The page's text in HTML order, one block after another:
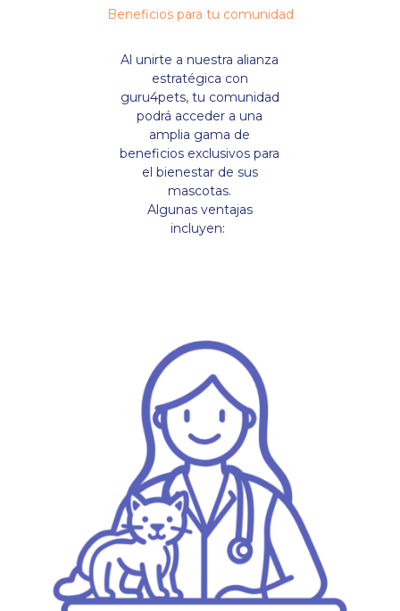
Beneficios para tu comunidad
Al unirte a nuestra alianza
estratégica con
guru4pets, tu comunidad
podrá acceder a una
amplia gama de
beneficios exclusivos para
el bienestar de sus
mascotas.
Algunas ventajas
incluyen: